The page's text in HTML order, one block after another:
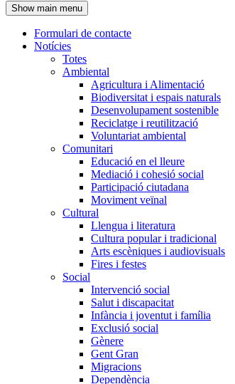
l'encapçalament
Show main menu
Navegació
principal
Formulari de contacte
Notícies
Totes
Ambiental
Agricultura i Alimentació
Biodiversitat i espais naturals
Desenvolupament sostenible
Reciclatge i reutilització
Voluntariat ambiental
Comunitari
Educació en el lleure
Mediació i cohesió social
Participació ciutadana
Moviment veïnal
Cultural
Llengua i literatura
Cultura popular i tradicional
Arts escèniques i audiovisuals
Fires i festes
Social
Intervenció social
Salut i discapacitat
Infància i joventut i família
Exclusió social
Gènere
Gent Gran
Migracions
Dependència